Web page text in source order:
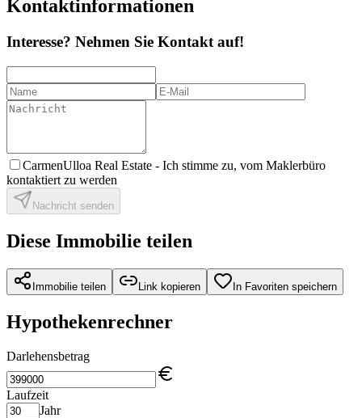
Kontaktinformationen
Interesse? Nehmen Sie Kontakt auf!
CarmenUlloa Real Estate - Ich stimme zu, vom Maklerbüro
kontaktiert zu werden
Nachricht senden
Diese Immobilie teilen
Immobilie teilen Link kopieren In Favoriten speichern
Hypothekenrechner
Darlehensbetrag
Laufzeit
Jahr